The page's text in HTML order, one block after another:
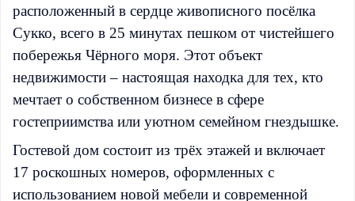
расположенный в сердце живописного посёлка
Сукко, всего в 25 минутах пешком от чистейшего
побережья Чёрного моря. Этот объект
недвижимости – настоящая находка для тех, кто
мечтает о собственном бизнесе в сфере
гостеприимства или уютном семейном гнездышке.
Гостевой дом состоит из трёх этажей и включает
17 роскошных номеров, оформленных с
использованием новой мебели и современной